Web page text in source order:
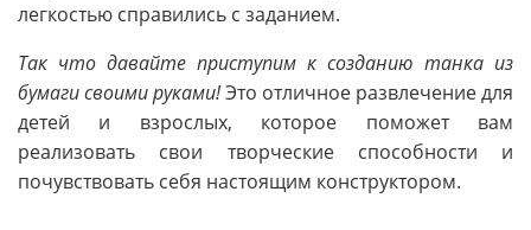
легкостью справились с заданием.
Так что давайте приступим к созданию танка из
бумаги своими руками!Это отличное развлечение для
детей и взрослых, которое поможет вам
реализовать свои творческие способности и
почувствовать себя настоящим конструктором.